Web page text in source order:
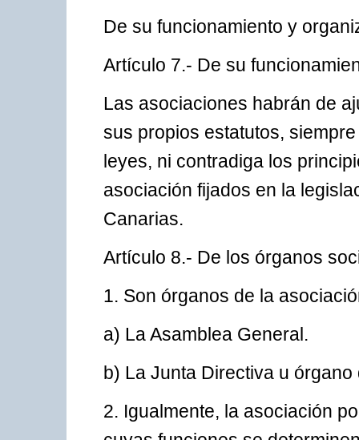
De su funcionamiento y
Artículo 7.- De su
Las asociaciones habrán de
sus propios estatutos,
leyes, ni contradiga los
asociación fijados en la
Canarias.
Artículo 8.- De los órganos
1. Son órganos de la
a) La Asamblea General.
b) La Junta Directiva u
2. Igualmente, la asociación